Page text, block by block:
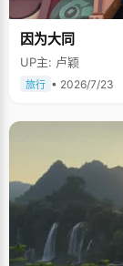
因为大同
UP主: 卢颖
旅行 • 2026/7/23